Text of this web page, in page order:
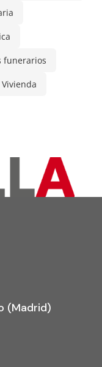
funerarios
(Madrid)